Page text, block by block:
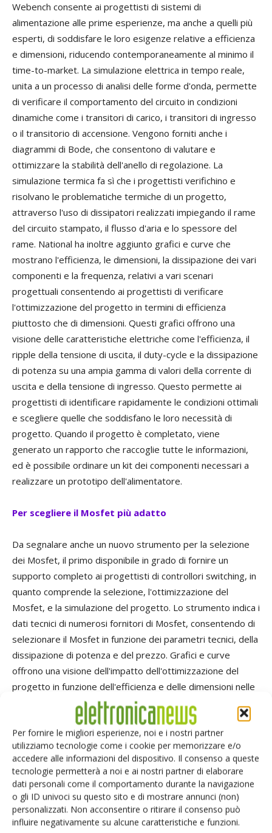
Per fornire le migliori esperienze, noi e i nostri partner
utilizziamo tecnologie come i cookie per memorizzare e/o
accedere alle informazioni del dispositivo. Il consenso a queste
tecnologie permetterà a noi e ai nostri partner di elaborare
dati personali come il comportamento durante la navigazione
o gli ID univoci su questo sito e di mostrare annunci (non)
personalizzati. Non acconsentire o ritirare il consenso può
influire negativamente su alcune caratteristiche e funzioni.
Webench consente ai progettisti di sistemi di
alimentazione alle prime esperienze, ma anche a quelli più
esperti, di soddisfare le loro esigenze relative a efficienza
e dimensioni, riducendo contemporaneamente al minimo il
time-to-market. La simulazione elettrica in tempo reale,
unita a un processo di analisi delle forme d'onda, permette
di verificare il comportamento del circuito in condizioni
dinamiche come i transitori di carico, i transitori di ingresso
o il transitorio di accensione. Vengono forniti anche i
diagrammi di Bode, che consentono di valutare e
ottimizzare la stabilità dell'anello di regolazione. La
simulazione termica fa sì che i progettisti verifichino e
risolvano le problematiche termiche di un progetto,
attraverso l'uso di dissipatori realizzati impiegando il rame
del circuito stampato, il flusso d'aria e lo spessore del
rame. National ha inoltre aggiunto grafici e curve che
mostrano l'efficienza, le dimensioni, la dissipazione dei vari
componenti e la frequenza, relativi a vari scenari
progettuali consentendo ai progettisti di verificare
l'ottimizzazione del progetto in termini di efficienza
piuttosto che di dimensioni. Questi grafici offrono una
visione delle caratteristiche elettriche come l'efficienza, il
ripple della tensione di uscita, il duty-cycle e la dissipazione
di potenza su una ampia gamma di valori della corrente di
uscita e della tensione di ingresso. Questo permette ai
progettisti di identificare rapidamente le condizioni ottimali
e scegliere quelle che soddisfano le loro necessità di
progetto. Quando il progetto è completato, viene
generato un rapporto che raccoglie tutte le informazioni,
ed è possibile ordinare un kit dei componenti necessari a
realizzare un prototipo dell'alimentatore.
Per scegliere il Mosfet più adatto
Da segnalare anche un nuovo strumento per la selezione
dei Mosfet, il primo disponibile in grado di fornire un
supporto completo ai progettisti di controllori switching, in
quanto comprende la selezione, l'ottimizzazione del
Mosfet, e la simulazione del progetto. Lo strumento indica i
dati tecnici di numerosi fornitori di Mosfet, consentendo di
selezionare il Mosfet in funzione dei parametri tecnici, della
dissipazione di potenza e del prezzo. Grafici e curve
offrono una visione dell'impatto dell'ottimizzazione del
progetto in funzione dell'efficienza e delle dimensioni nelle
varie condizioni operative. Il progettista può analizzare la
dissipazione di potenza del Mosfet a differenti frequenze,
efficienze e dimensioni, ed anche in funzione delle gamme
operative della corrente di uscita e della tensione di
ingresso. Dopo aver scelto ed ottimizzato il Mosfet,
l'ambiente di progettazione Webench di National consente
di effettuare una simulazione elettrica del comportamento
dinamico dell'intero circuito sia nel dominio della frequenza
che del tempo. Il progettista può poi eseguire una